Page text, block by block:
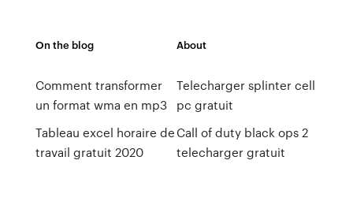
On the blog
Comment transformer
un format wma en mp3
Tableau excel horaire de
travail gratuit 2020
About
Telecharger splinter cell
pc gratuit
Call of duty black ops 2
telecharger gratuit